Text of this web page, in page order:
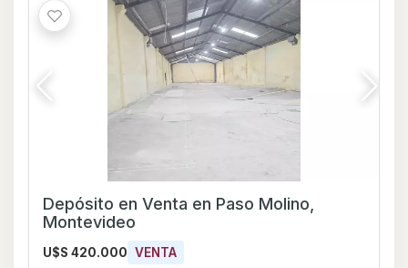
Depósito en Venta en Paso Molino,
Montevideo
U$S 420.000 VENTA